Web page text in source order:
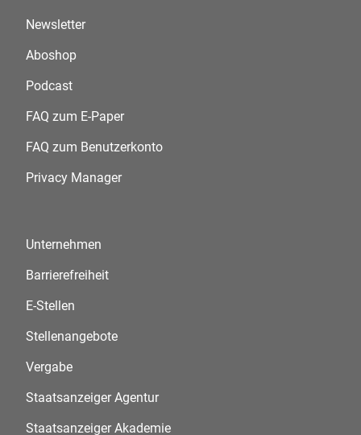
Newsletter
Aboshop
Podcast
FAQ zum E-Paper
FAQ zum Benutzerkonto
Privacy Manager
Unternehmen
Barrierefreiheit
E-Stellen
Stellenangebote
Vergabe
Staatsanzeiger Agentur
Staatsanzeiger Akademie